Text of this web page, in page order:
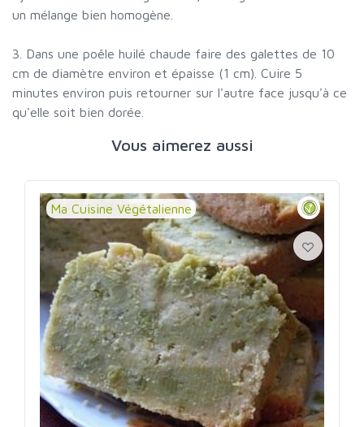
un mélange bien homogène.
3. Dans une poêle huilé chaude faire des galettes de 10
cm de diamètre environ et épaisse (1 cm). Cuire 5
minutes environ puis retourner sur l'autre face jusqu'à ce
qu'elle soit bien dorée.
Vous aimerez aussi
Ma Cuisine Végétalienne